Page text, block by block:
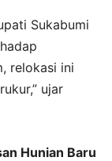
Sukabumi
relokasi ini
ujar
Hunian Baru